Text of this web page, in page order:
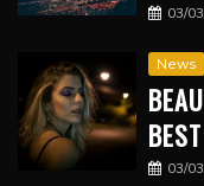
03/
News
03/